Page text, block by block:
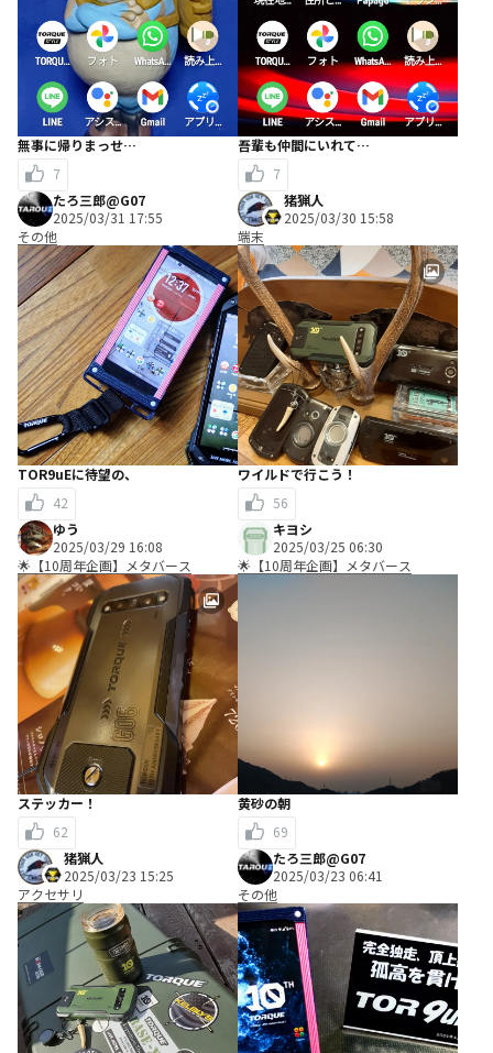
無事に帰りまっせ…
7
吾輩も仲間にいれて…
7
たろ三郎@G07
2025/03/31 17:55
その他
TOR9uEに待望の、
42
猪猟人
2025/03/30 15:58
端末
ワイルドで行こう！
56
ゆう
2025/03/29 16:08
🌟【10周年企画】メタバース
ステッカー！
62
キヨシ
2025/03/25 06:30
🌟【10周年企画】メタバース
黄砂の朝
69
猪猟人
2025/03/23 15:25
アクセサリ
たろ三郎@G07
2025/03/23 06:41
その他